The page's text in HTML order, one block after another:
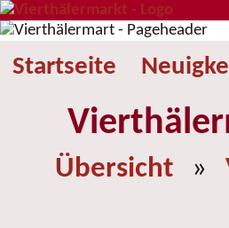
Startseite
Übersicht »